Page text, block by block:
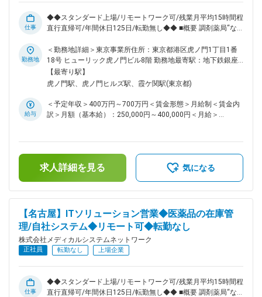
連携による細やかな医療・サービスの提供を行っております。
調剤薬局事業では全国435店舗を展開、医薬品ネットワーク加
地で事業を展開しています。 変更の範囲：会社の定める業務
仕事
◆◆スタンダード上場/リモートワーク可/残業月平均15時間程/
直行直帰可/年間休日125日/転勤無し◆◆ ■概要 調剤薬局“なの
品の在庫管理システム拡販のために新組織を立ち上げました。
新システム拡販のため営業メンバーを募集いたします。 ■業務
内容 自社サービスである医薬品の在庫管理システム
「LINCLE」（https://msnw-lincle.jp/）の新規導入の提案営業
くのかを一緒に考えながら、実行いただきます。 受注件数が
個人目標として課されますが、立ち上げフェーズのサービスで
事業拡大を見据えた組織増強のための募集となります。先輩社
員がしっかりフォローしますので、業界未経験の方もご安心く
ださい。カスタマーサポート等、他チームメンバーと連携しな
がら、業務を進めていただきます。 ■キャリアパス 経験やス
ップや、スペシャリストとして業務を極めていっていただくこ
とも可能です。 ■働きやすい環境 ◎業務都合に合わせ、直行直
帰やリモートワークを柔軟に活用できます。 ◎残業は月平均
15時間程度なので、ワークライフバランスを重視することが
できます。 ◎産休・育休取得後の復帰率も約98％など、高い
定着率が特徴で、長期的な就業が可能です。 ■当社の特徴 当
フラとして地域住民の健康を支えるトータルサービス事業を展
開しています。地域に根差した医療サービスの提供を目指し、
勤務地
＜勤務地詳細＞東京事業所住所：東京都港区虎ノ門1丁目1番
18号 ヒューリック虎ノ門ビル8階 勤務地最寄駅：地下鉄銀座
線／虎ノ門駅受動喫煙対策：屋内全面禁煙変更の範囲：会社の
定める事業所（リモートワーク含む）
【最寄り駅】
虎ノ門駅、虎ノ門ヒルズ駅、霞ケ関駅(東京都)
給与
＜予定年収＞400万円～700万円＜賃金形態＞月給制＜賃金内
訳＞月額（基本給）：250,000円～400,000円＜月給＞
支給）賃金はあくまでも目安の金額であり、選考を通じて上下
する可能性があります。月給(月額)は固定手当を含めた表記で
求人詳細を見る 気になる
【名古屋】ITソリューション営業◆医薬品の在庫管
理/自社システム◆リモート可◆転勤なし
株式会社メディカルシステムネットワーク
正社員 転勤なし 上場企業
仕事
◆◆スタンダード上場/リモートワーク可/残業月平均15時間程/
直行直帰可/年間休日125日/転勤無し◆◆ ■概要 調剤薬局“なの